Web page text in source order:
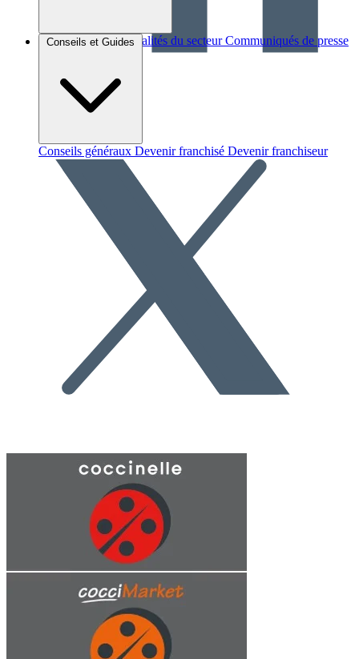
Brèves et actus Actualités du secteur Communiqués de presse
Conseils et Guides
Conseils généraux Devenir franchisé Devenir franchiseur